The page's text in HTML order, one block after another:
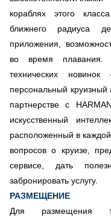
кораблях этого
ближнего радиуса
приложения,
во время
технических
персональный круизный
партнерстве с
искусственный
расположенный в
вопросов о круизе,
сервисе, дать
забронировать услугу.
РАЗМЕЩЕНИЕ
Для размещения